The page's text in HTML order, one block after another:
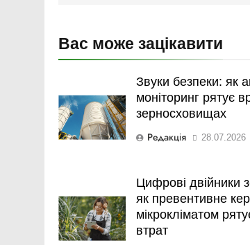
Вас може зацікавити
Звуки безпеки: як
моніторинг рятує
зерносховищах
Редакція 28.07.2026
Цифрові двійники
як превентивне
мікрокліматом
втрат